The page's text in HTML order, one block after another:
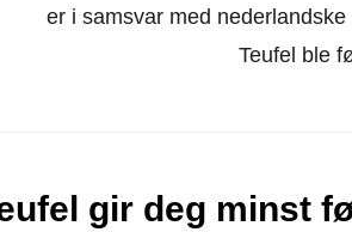
er i samsvar med
Teufel ble
gir deg minst